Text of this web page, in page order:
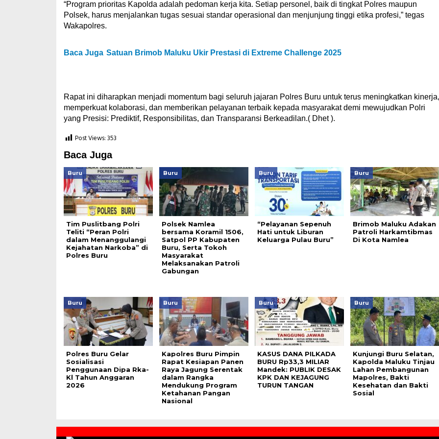
“Program prioritas Kapolda adalah pedoman kerja kita. Setiap personel, baik di tingkat Polres maupun
Polsek, harus menjalankan tugas sesuai standar operasional dan menjunjung tinggi etika profesi,” tegas
Wakapolres.
Baca Juga Satuan Brimob Maluku Ukir Prestasi di Extreme Challenge 2025
Rapat ini diharapkan menjadi momentum bagi seluruh jajaran Polres Buru untuk terus meningkatkan kinerja,
memperkuat kolaborasi, dan memberikan pelayanan terbaik kepada masyarakat demi mewujudkan Polri
yang Presisi: Prediktif, Responsibilitas, dan Transparansi Berkeadilan.( Dhet ).
Post Views:353
Baca Juga
Buru
Tim Puslitbang Polri
Teliti “Peran Polri
dalam Menanggulangi
Kejahatan Narkoba” di
Polres Buru
Buru
Polsek Namlea
bersama Koramil 1506,
Satpol PP Kabupaten
Buru, Serta Tokoh
Masyarakat
Melaksanakan Patroli
Gabungan
Buru
“Pelayanan Sepenuh
Hati untuk Liburan
Keluarga Pulau Buru”
Buru
Brimob Maluku Adakan
Patroli Harkamtibmas
Di Kota Namlea
Buru
Polres Buru Gelar
Sosialisasi
Penggunaan Dipa Rka-
Kl Tahun Anggaran
2026
Buru
Kapolres Buru Pimpin
Rapat Kesiapan Panen
Raya Jagung Serentak
dalam Rangka
Mendukung Program
Ketahanan Pangan
Nasional
Buru
KASUS DANA PILKADA
BURU Rp33,3 MILIAR
Mandek: PUBLIK DESAK
KPK DAN KEJAGUNG
TURUN TANGAN
Buru
Kunjungi Buru Selatan,
Kapolda Maluku Tinjau
Lahan Pembangunan
Mapolres, Bakti
Kesehatan dan Bakti
Sosial